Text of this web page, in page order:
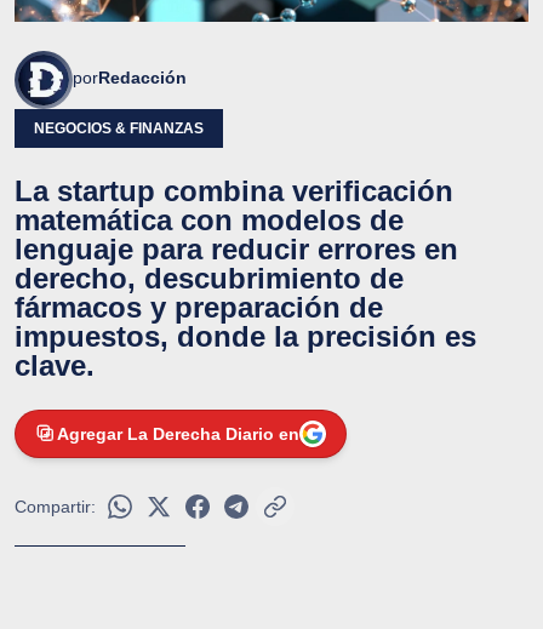
porRedacción
NEGOCIOS & FINANZAS
La startup combina verificación
matemática con modelos de
lenguaje para reducir errores en
derecho, descubrimiento de
fármacos y preparación de
impuestos, donde la precisión es
clave.
Agregar La Derecha Diario en
Compartir: